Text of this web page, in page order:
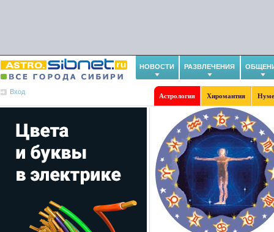
НОВОСТИ РАЗВЛЕЧЕНИЯ
Вход
Астрология Хиромантия